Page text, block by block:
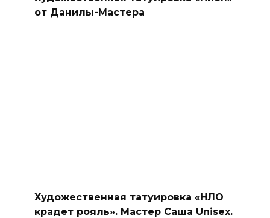
от Данилы-Мастера
Художественная татуировка «НЛО
крадет рояль». Мастер Саша Unisex.